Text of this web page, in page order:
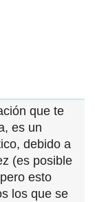
que te
es un
debido a
(es posible
esto
los que se